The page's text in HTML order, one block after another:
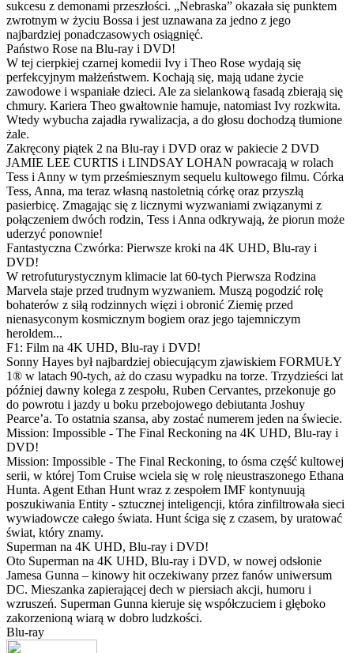
sukcesu z demonami przeszłości. „Nebraska” okazała się punktem
zwrotnym w życiu Bossa i jest uznawana za jedno z jego
najbardziej ponadczasowych osiągnięć.
Państwo Rose na Blu-ray i DVD!
W tej cierpkiej czarnej komedii Ivy i Theo Rose wydają się
perfekcyjnym małżeństwem. Kochają się, mają udane życie
zawodowe i wspaniałe dzieci. Ale za sielankową fasadą zbierają się
chmury. Kariera Theo gwałtownie hamuje, natomiast Ivy rozkwita.
Wtedy wybucha zajadła rywalizacja, a do głosu dochodzą tłumione
żale.
Zakręcony piątek 2 na Blu-ray i DVD oraz w pakiecie 2 DVD
JAMIE LEE CURTIS i LINDSAY LOHAN powracają w rolach
Tess i Anny w tym prześmiesznym sequelu kultowego filmu. Córka
Tess, Anna, ma teraz własną nastoletnią córkę oraz przyszłą
pasierbicę. Zmagając się z licznymi wyzwaniami związanymi z
połączeniem dwóch rodzin, Tess i Anna odkrywają, że piorun może
uderzyć ponownie!
Fantastyczna Czwórka: Pierwsze kroki na 4K UHD, Blu-ray i
DVD!
W retrofuturystycznym klimacie lat 60-tych Pierwsza Rodzina
Marvela staje przed trudnym wyzwaniem. Muszą pogodzić rolę
bohaterów z siłą rodzinnych więzi i obronić Ziemię przed
nienasyconym kosmicznym bogiem oraz jego tajemniczym
heroldem...
F1: Film na 4K UHD, Blu-ray i DVD!
Sonny Hayes był najbardziej obiecującym zjawiskiem FORMUŁY
1® w latach 90-tych, aż do czasu wypadku na torze. Trzydzieści lat
później dawny kolega z zespołu, Ruben Cervantes, przekonuje go
do powrotu i jazdy u boku przebojowego debiutanta Joshuy
Pearce’a. To ostatnia szansa, aby zostać numerem jeden na świecie.
Mission: Impossible - The Final Reckoning na 4K UHD, Blu-ray i
DVD!
Mission: Impossible - The Final Reckoning, to ósma część kultowej
serii, w której Tom Cruise wciela się w rolę nieustraszonego Ethana
Hunta. Agent Ethan Hunt wraz z zespołem IMF kontynuują
poszukiwania Entity - sztucznej inteligencji, która zinfiltrowała sieci
wywiadowcze całego świata. Hunt ściga się z czasem, by uratować
świat, który znamy.
Superman na 4K UHD, Blu-ray i DVD!
Oto Superman na 4K UHD, Blu-ray i DVD, w nowej odsłonie
Jamesa Gunna – kinowy hit oczekiwany przez fanów uniwersum
DC. Mieszanka zapierającej dech w piersiach akcji, humoru i
wzruszeń. Superman Gunna kieruje się współczuciem i głęboko
zakorzenioną wiarą w dobro ludzkości.
Blu-ray